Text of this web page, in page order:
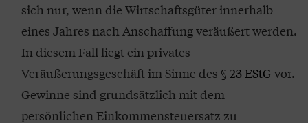
sich nur, wenn die Wirtschaftsgüter innerhalb
eines Jahres nach Anschaffung veräußert werden.
In diesem Fall liegt ein privates
Veräußerungsgeschäft im Sinne des § 23 EStG vor.
Gewinne sind grundsätzlich mit dem
persönlichen Einkommensteuersatz zu